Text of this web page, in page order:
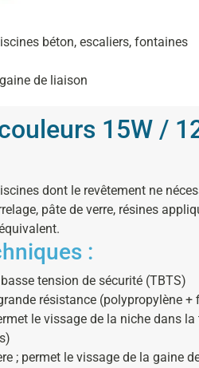
béton, escaliers, fontaines
de liaison
15W /
dont le revêtement ne
pâte de verre, résines
:
tension de sécurité (TBTS)
résistance (polypropylène +
le vissage de la niche dans
; permet le vissage de la gaine